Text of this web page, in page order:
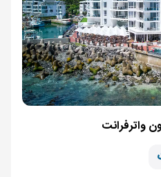
واترفرانت